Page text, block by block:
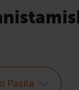
Pasila